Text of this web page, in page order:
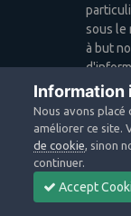
sous le
à but
Icons
Pixel
BY
Design
Information
Nous avons placé
améliorer ce site.
de cookie, sinon
continuer.
Accept